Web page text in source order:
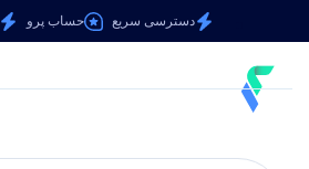
دسترسی سریع حساب پرو